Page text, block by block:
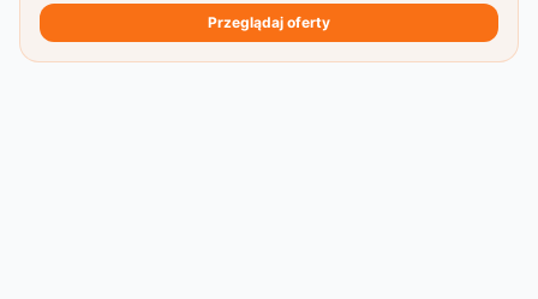
Przeglądaj oferty